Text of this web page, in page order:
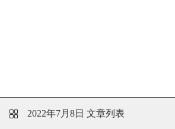
2022年7月8日 文章列表